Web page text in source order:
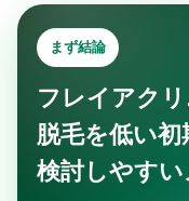
まず結論
フレイアク
脱毛を低い
検討しやすい